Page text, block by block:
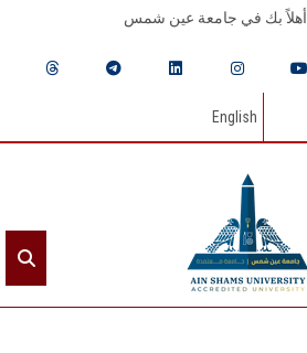
أهلاً بك في جامعة عين شمس
English